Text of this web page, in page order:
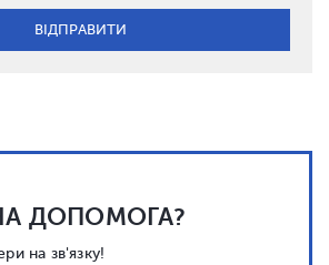
ДОПОМОГА?
на зв'язку!